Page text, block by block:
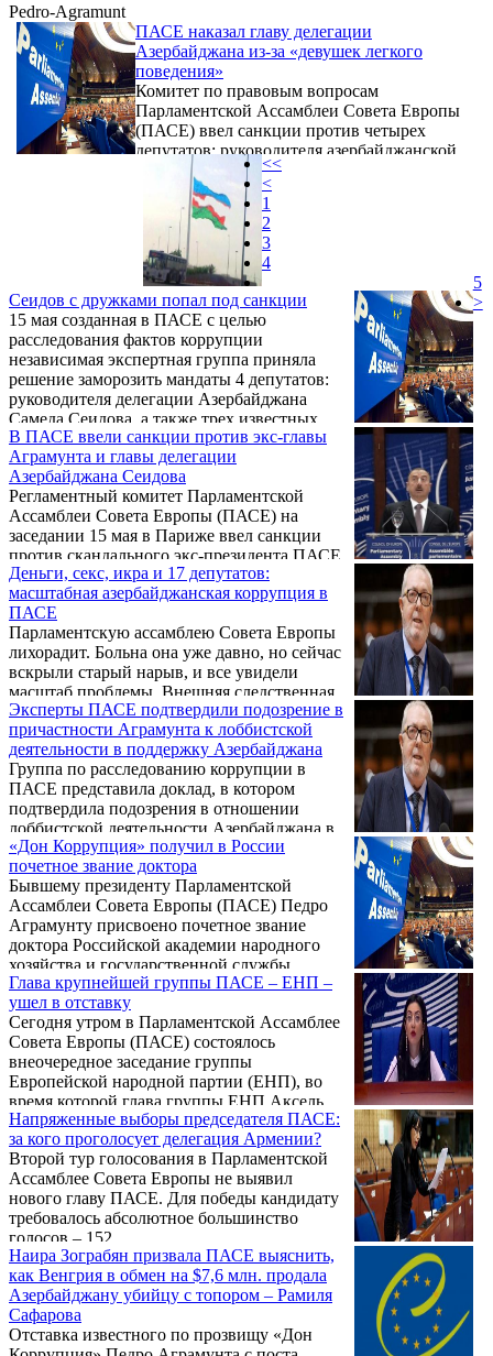
Pedro-Agramunt
ПАСЕ наказал главу делегации
Азербайджана из-за «девушек легкого
поведения»
Комитет по правовым вопросам
Парламентской Ассамблеи Совета Европы
(ПАСЕ) ввел санкции против четырех
депутатов: руководителя азербайджанской
делегации в ПАСЕ Самеда Сеидова,
бывшего председателя ПАСЕ, испанского
депутата Педро Аграмунта, бывшего
докладчика по вопросу Украины,
испанского депутата Жорди Шуклы и
румынского депутата Сезара Преды. Об
этом говорится в заявлении,
распространенном пресс-службой ПАСЕ.
Сеидов с дружками попал под санкции
15 мая созданная в ПАСЕ с целью
расследования фактов коррупции
независимая экспертная группа приняла
решение заморозить мандаты 4 депутатов:
руководителя делегации Азербайджана
Самеда Сеидова, а также трех известных
клиентов икорной дипломатии, чьи имена
усиленно муссировались в многочисленных
докладах о коррупции в ПАСЕ: испанцев
Педро Аграмунта и Хорди Шукла и румына
Сезара Флорина Преда.
В ПАСЕ ввели санкции против экс-главы
Аграмунта и главы делегации
Азербайджана Сеидова
Регламентный комитет Парламентской
Ассамблеи Совета Европы (ПАСЕ) на
заседании 15 мая в Париже ввел санкции
против скандального экс-президента ПАСЕ
Педро Аграмунта, главы делегации
Азербайджана в ПАСЕ Самеда Сеидова и
еще 2 депутатов.
Деньги, секс, икра и 17 депутатов:
масштабная азербайджанская коррупция в
ПАСЕ
Парламентскую ассамблею Совета Европы
лихорадит. Больна она уже давно, но сейчас
вскрыли старый нарыв, и все увидели
масштаб проблемы. Внешняя следственная
группа, созданная девять месяцев назад для
расследования обвинений в коррупции,
вполне оправдала возложенные на нее
ожидания.
Эксперты ПАСЕ подтвердили подозрение в
причастности Аграмунта к лоббистской
деятельности в поддержку Азербайджана
Группа по расследованию коррупции в
ПАСЕ представила доклад, в котором
подтвердила подозрения в отношении
лоббистской деятельности Азербайджана в
ассамблее и привела список депутатов,
нарушивших кодекс поведения
парламентария — среди них экс-глава
ПАСЕ Педро Аграмунт, передает РИА
Новости.
«Дон Коррупция» получил в России
почетное звание доктора
Бывшему президенту Парламентской
Ассамблеи Совета Европы (ПАСЕ) Педро
Аграмунту присвоено почетное звание
доктора Российской академии народного
хозяйства и государственной службы
России (РАНХиГС). Об этом сообщает
АПА.
Глава крупнейшей группы ПАСЕ – ЕНП –
ушел в отставку
Сегодня утром в Парламентской Ассамблее
Совета Европы (ПАСЕ) состоялось
внеочередное заседание группы
Европейской народной партии (ЕНП), во
время которой глава группы ЕНП Аксель
Фишер подал в отставку. Причиной
отставки Фишера стали имевшие место еще
накануне события в группе.
Напряженные выборы председателя ПАСЕ:
за кого проголосует делегация Армении?
Второй тур голосования в Парламентской
Ассамблее Совета Европы не выявил
нового главу ПАСЕ. Для победы кандидату
требовалось абсолютное большинство
голосов – 152.
Наира Зограбян призвала ПАСЕ выяснить,
как Венгрия в обмен на $7,6 млн. продала
Азербайджану убийцу с топором – Рамиля
Сафарова
Отставка известного по прозвищу «Дон
<<
<
1
2
3
4
5
>